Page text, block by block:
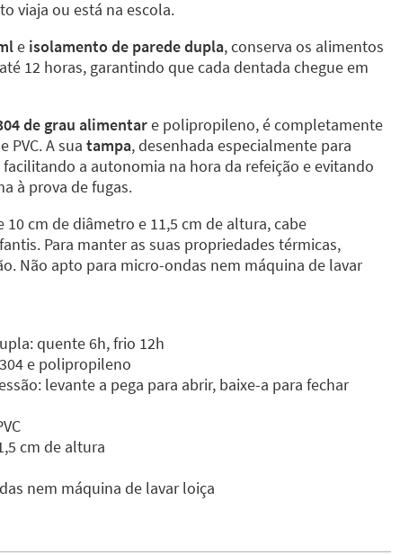
viaja ou está na escola.
e isolamento de parede dupla, conserva os alimentos
12 horas, garantindo que cada dentada chegue em
de grau alimentare polipropileno, é completamente
PVC. A sua tampa, desenhada especialmente para
a autonomia na hora da refeição e evitando
à prova de fugas.
cm de diâmetro e 11,5 cm de altura, cabe
Para manter as suas propriedades térmicas,
Não apto para micro-ondas nem máquina de lavar
quente 6h, frio 12h
e polipropileno
levante a pega para abrir, baixe-a para fechar
cm de altura
nem máquina de lavar loiça